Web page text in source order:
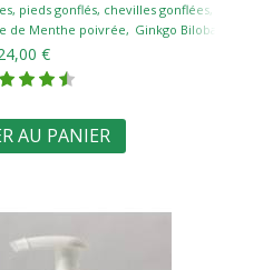
pieds gonflés, chevilles gonflées
de Menthe poivrée Ginkgo Biloba
€
AU PANIER